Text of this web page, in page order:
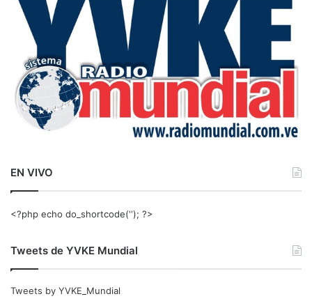
EN VIVO
<?php echo do_shortcode(‘‘); ?>
Tweets de YVKE Mundial
Tweets by YVKE_Mundial